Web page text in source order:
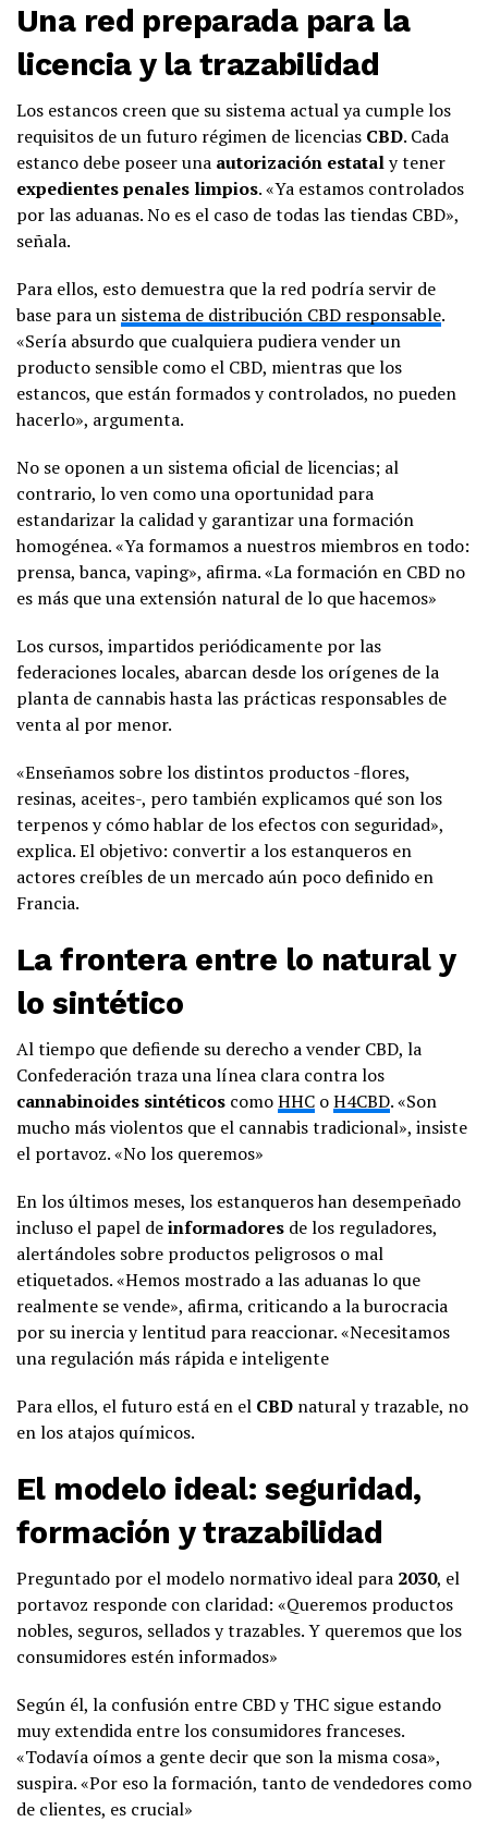
Una red preparada para la
licencia y la trazabilidad
Los estancos creen que su sistema actual ya cumple los
requisitos de un futuro régimen de licencias CBD. Cada
estanco debe poseer una autorización estataly tener
expedientes penales limpios. «Ya estamos controlados
por las aduanas. No es el caso de todas las tiendas CBD»,
señala.
Para ellos, esto demuestra que la red podría servir de
base para un sistema de distribución CBD responsable.
«Sería absurdo que cualquiera pudiera vender un
producto sensible como el CBD, mientras que los
estancos, que están formados y controlados, no pueden
hacerlo», argumenta.
No se oponen a un sistema oficial de licencias; al
contrario, lo ven como una oportunidad para
estandarizar la calidad y garantizar una formación
homogénea. «Ya formamos a nuestros miembros en todo:
prensa, banca, vaping», afirma. «La formación en CBD no
es más que una extensión natural de lo que hacemos»
Los cursos, impartidos periódicamente por las
federaciones locales, abarcan desde los orígenes de la
planta de cannabis hasta las prácticas responsables de
venta al por menor.
«Enseñamos sobre los distintos productos -flores,
resinas, aceites-, pero también explicamos qué son los
terpenos y cómo hablar de los efectos con seguridad»,
explica. El objetivo: convertir a los estanqueros en
actores creíbles de un mercado aún poco definido en
Francia.
La frontera entre lo natural y
lo sintético
Al tiempo que defiende su derecho a vender CBD, la
Confederación traza una línea clara contra los
cannabinoides sintéticos comoHHC oH4CBD. «Son
mucho más violentos que el cannabis tradicional», insiste
el portavoz. «No los queremos»
En los últimos meses, los estanqueros han desempeñado
incluso el papel deinformadores de los reguladores,
alertándoles sobre productos peligrosos o mal
etiquetados. «Hemos mostrado a las aduanas lo que
realmente se vende», afirma, criticando a la burocracia
por su inercia y lentitud para reaccionar. «Necesitamos
una regulación más rápida e inteligente
Para ellos, el futuro está en el CBD natural y trazable, no
en los atajos químicos.
El modelo ideal: seguridad,
formación y trazabilidad
Preguntado por el modelo normativo ideal para 2030, el
portavoz responde con claridad: «Queremos productos
nobles, seguros, sellados y trazables. Y queremos que los
consumidores estén informados»
Según él, la confusión entre CBD y THC sigue estando
muy extendida entre los consumidores franceses.
«Todavía oímos a gente decir que son la misma cosa»,
suspira. «Por eso la formación, tanto de vendedores como
de clientes, es crucial»